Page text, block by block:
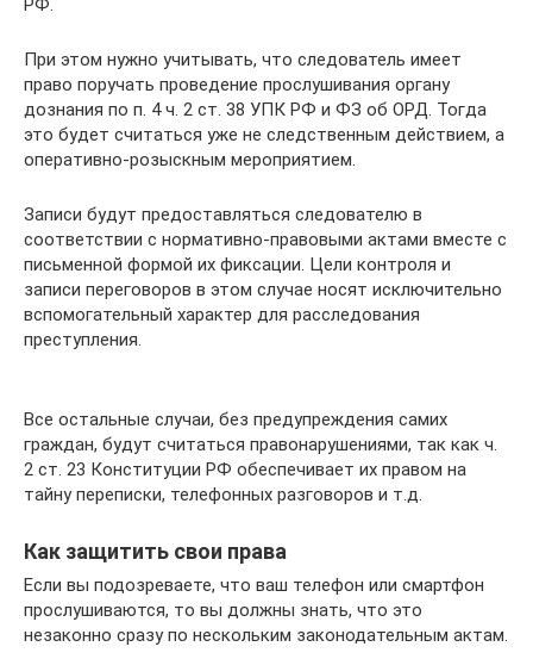
РФ.
При этом нужно учитывать, что следователь имеет
право поручать проведение прослушивания органу
дознания по п. 4 ч. 2 ст. 38 УПК РФ и ФЗ об ОРД. Тогда
это будет считаться уже не следственным действием, а
оперативно-розыскным мероприятием.
Записи будут предоставляться следователю в
соответствии с нормативно-правовыми актами вместе с
письменной формой их фиксации. Цели контроля и
записи переговоров в этом случае носят исключительно
вспомогательный характер для расследования
преступления.
Все остальные случаи, без предупреждения самих
граждан, будут считаться правонарушениями, так как ч.
2 ст. 23 Конституции РФ обеспечивает их правом на
тайну переписки, телефонных разговоров и т.д.
Как защитить свои права
Если вы подозреваете, что ваш телефон или смартфон
прослушиваются, то вы должны знать, что это
незаконно сразу по нескольким законодательным актам.